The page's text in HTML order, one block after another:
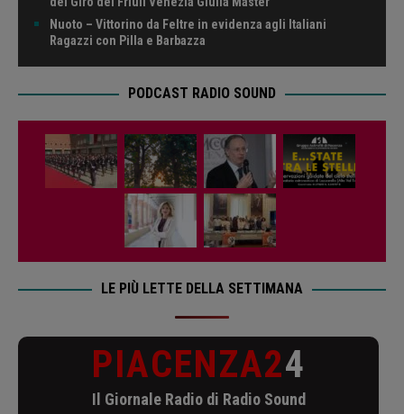
Nuoto – Vittorino da Feltre in evidenza agli Italiani
Ragazzi con Pilla e Barbazza
PODCAST RADIO SOUND
LE PIÙ LETTE DELLA SETTIMANA
PIACENZA24
Il Giornale Radio di Radio Sound